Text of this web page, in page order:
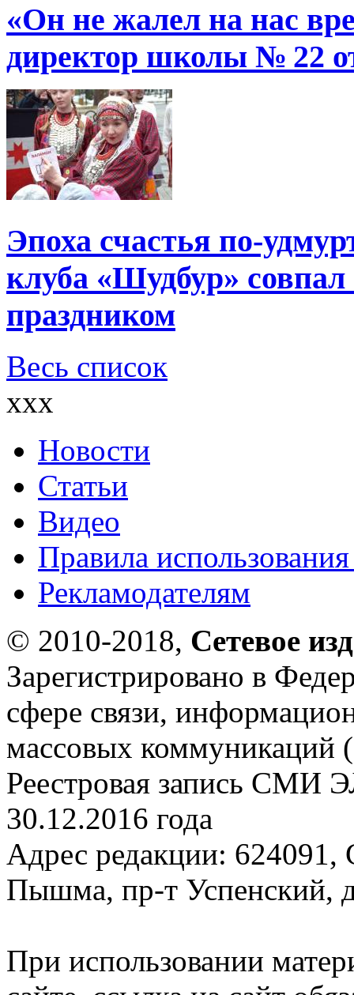
«Он не жалел на нас
директор школы № 22
Эпоха счастья по-
клуба «Шудбур»
праздником
Весь список
xxx
Новости
Статьи
Видео
Правила
Рекламодателям
© 2010-2018, Сетевое
Зарегистрировано в
сфере связи,
массовых коммуникаций
Реестровая запись СМИ
30.12.2016 года
Адрес редакции: 624091,
Пышма, пр-т Успенский,
При использовании